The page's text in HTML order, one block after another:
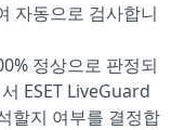
자동으로 검사합니
정상으로 판정되
ESET LiveGuard
할지 여부를 결정합